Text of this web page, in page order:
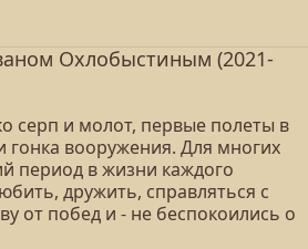
Охлобыстиным (2021-
серп и молот, первые полеты в
вооружения. Для многих
период в жизни каждого
дружить, справляться с
от побед и - не беспокоились о